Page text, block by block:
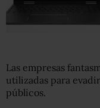
Las empresas
utilizadas para
públicos.